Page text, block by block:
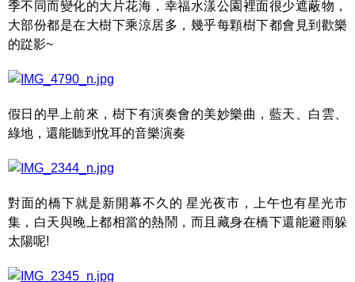
季不同而變化的大片花海，幸福水漾公園裡面很少遮蔽物，
大部份都是在大樹下乘涼居多，幾乎每顆樹下都會見到歡樂
的踨影~
假日的早上前來，樹下有演奏會的美妙樂曲，藍天、白雲、
綠地，還能聽到悅耳的音樂演奏
對面的橋下就是新開幕不久的 星光夜市，上午也有星光市
集，白天與晚上都相當的熱鬧，而且藏身在橋下還能避雨躲
太陽呢!